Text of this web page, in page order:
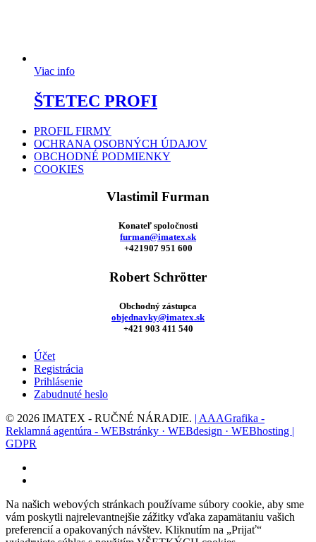
Viac info
ŠTETEC PROFI
PROFIL FIRMY
OCHRANA OSOBNÝCH ÚDAJOV
OBCHODNÉ PODMIENKY
COOKIES
Vlastimil Furman
Konateľ spoločnosti
furman@imatex.sk
+421907 951 600
Robert Schrötter
Obchodný zástupca
objednavky@imatex.sk
+421 903 411 540
Účet
Registrácia
Prihlásenie
Zabudnuté heslo
© 2026 IMATEX - RUČNÉ NÁRADIE. | AAAGrafika -
Reklamná agentúra - WEBstránky · WEBdesign · WEBhosting |
GDPR
Na našich webových stránkach používame súbory cookie, aby sme
vám poskytli najrelevantnejšie zážitky vďaka zapamätaniu vašich
preferencií a opakovaných návštev. Kliknutím na „Prijať“